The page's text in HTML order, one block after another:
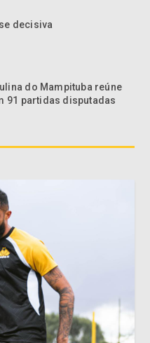
decisiva
do Mampituba reúne
91 partidas disputadas